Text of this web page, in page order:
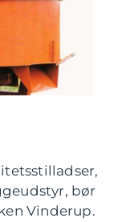
bør
Vinderup.